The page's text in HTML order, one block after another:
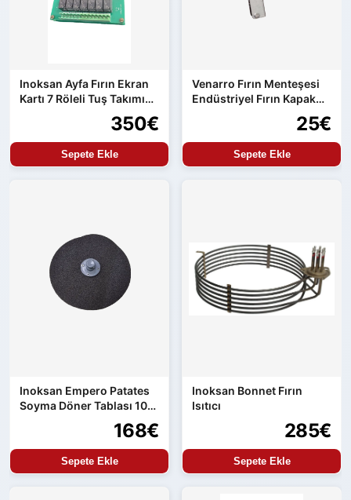
Inoksan Ayfa Fırın Ekran
Kartı 7 Röleli Tuş Takımı
ve Güç Kartı Entegre350€
Sepete Ekle
Venarro Fırın Menteşesi
Endüstriyel Fırın Kapak
Menteşesi Uyumlu Set25€
Sepete Ekle
Inoksan Empero Patates
Soyma Döner Tablası 10
kg Makine Uyumlu168€
Sepete Ekle
Inoksan Bonnet Fırın
Isıtıcı
285€
Sepete Ekle